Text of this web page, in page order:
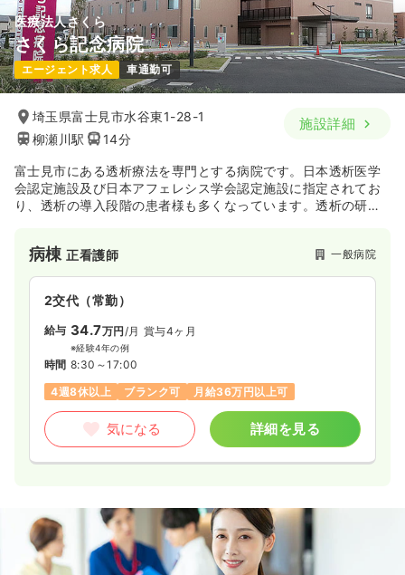
医療法人さくら
さくら記念病院
エージェント求人 車通勤可
埼玉県富士見市水谷東1-28-1
柳瀬川駅
14分
施設詳細
富士見市にある透析療法を専門とする病院です。日本透析医学
会認定施設及び日本アフェレシス学会認定施設に指定されてお
り、透析の導入段階の患者様も多くなっています。透析の研修
病棟正看護師 一般病院
2交代（常勤）
給与 34.7万円/月 賞与4ヶ月
※経験4年の例
時間 8:30～17:00
4週8休以上
ブランク可 月給36万円以上可
気になる 詳細を見る